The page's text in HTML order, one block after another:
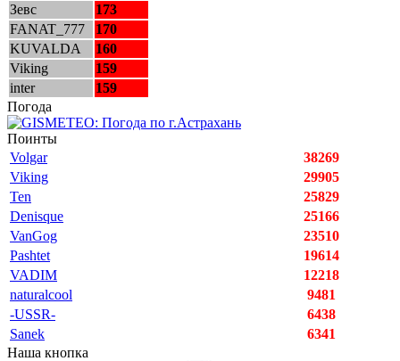
Зевс
173
FANAT_777
170
KUVALDA
160
Viking
159
inter
159
Погода
Поинты
Volgar
38269
Viking
29905
Ten
25829
Denisque
25166
VanGog
23510
Pashtet
19614
VADIM
12218
naturalcool
9481
-USSR-
6438
Sanek
6341
Наша кнопка